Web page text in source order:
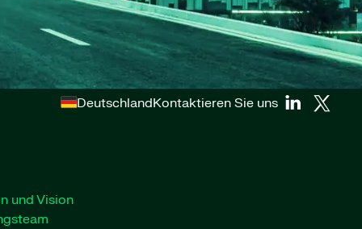
DeutschlandKontaktieren Sie uns
und Vision